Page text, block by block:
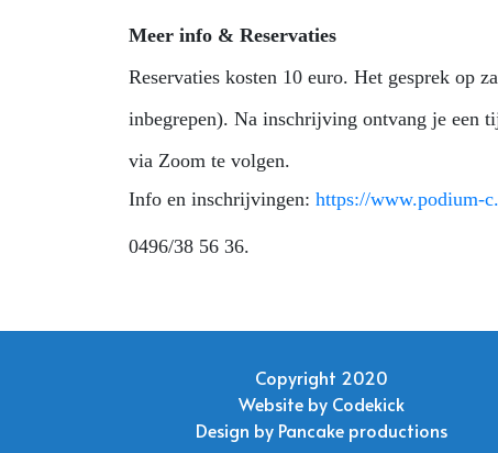
Meer info & Reservaties
Reservaties kosten 10 euro. Het gesprek op
inbegrepen). Na inschrijving ontvang je een
via Zoom te volgen.
Info en inschrijvingen: https://www.podium-
0496/38 56 36.
Copyright 2020
Website by Codekick
Design by Pancake productions